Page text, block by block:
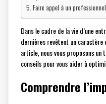
Faire appel à un
Dans le cadre de la vie d’une
dernières revêtent un
article, nous vous proposons un
conseils pour vous aider à
Comprendre